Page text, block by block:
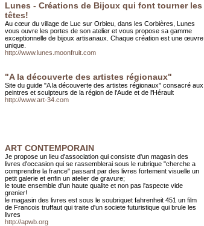
Lunes - Créations de Bijoux qui font tourner les
têtes!
Au cœur du village de Luc sur Orbieu, dans les Corbières, Lunes
vous ouvre les portes de son atelier et vous propose sa gamme
exceptionnelle de bijoux artisanaux. Chaque création est une œuvre
unique.
http://www.lunes.moonfruit.com
"A la découverte des artistes régionaux"
Site du guide "A la découverte des artistes régionaux" consacré aux
peintres et sculpteurs de la région de l'Aude et de l'Hérault
http://www.art-34.com
ART CONTEMPORAIN
Je propose un lieu d'association qui consiste d'un magasin des
livres d'occasion qui se rassemblerai sous le rubrique "cherche a
comprendre la france" passant par des livres fortement visuelle un
petit galerie et enfin un atelier de gravure;
le toute ensemble d'un haute qualite et non pas l'aspecte vide
grenier!
le magasin des livres est sous le soubriquet fahrenheit 451 un film
de Francois truffaut qui traite d'un societe futuristique qui brule les
livres
http://apwb.org